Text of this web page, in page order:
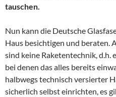
tauschen.
Nun kann die Deutsche
Haus besichtigen und beraten.
sind keine Raketentechnik, d.h.
bei denen das alles bereits
halbwegs technisch versierter
sicherlich selbst einrichten, es